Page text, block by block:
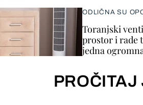
ODLIČNA SU
Toranjski
prostor i rade
jedna
PROČITAJ